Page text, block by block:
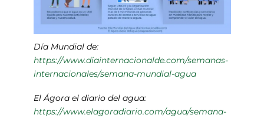
Día Mundial de:
https://www.diainternacionalde.com/semanas-
internacionales/semana-mundial-agua
El Ágora el diario del agua:
https://www.elagoradiario.com/agua/semana-